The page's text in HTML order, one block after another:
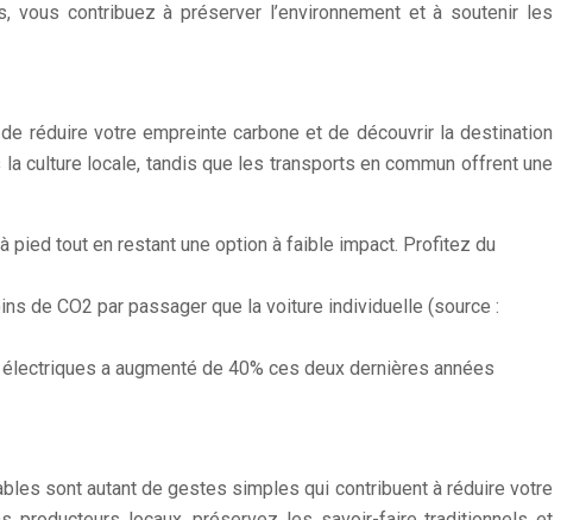
contribuez à préserver l’environnement et à soutenir les
réduire votre empreinte carbone et de découvrir la destination
culture locale, tandis que les transports en commun offrent une
pied tout en restant une option à faible impact. Profitez du
de CO2 par passager que la voiture individuelle (source :
a augmenté de 40% ces deux dernières années
sont autant de gestes simples qui contribuent à réduire votre